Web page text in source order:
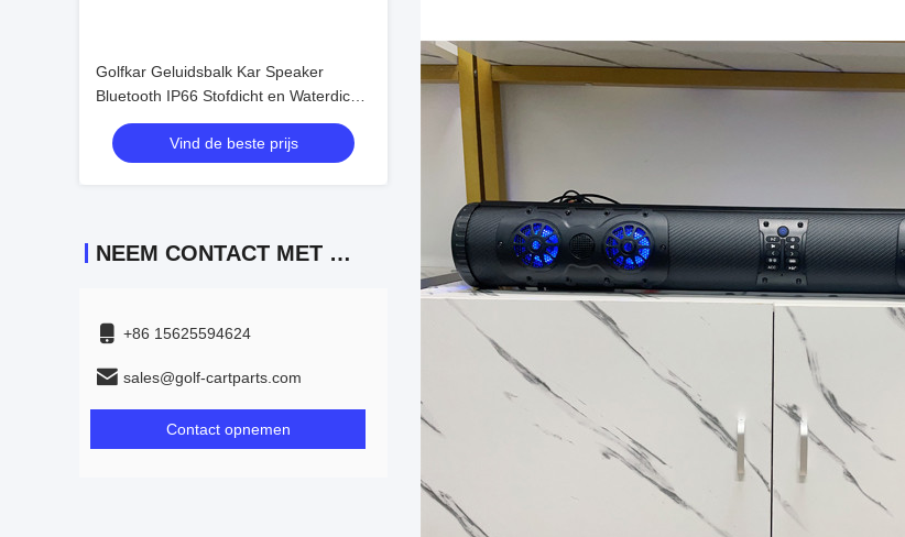
Golfkar Geluidsbalk Kar Speaker
Bluetooth IP66 Stofdicht en Waterdicht
Geluidsveld Akoestiek Prachtig Geluid
Vind de beste prijs
NEEM CONTACT MET ONS OP
+86 15625594624
sales@golf-cartparts.com
Contact opnemen